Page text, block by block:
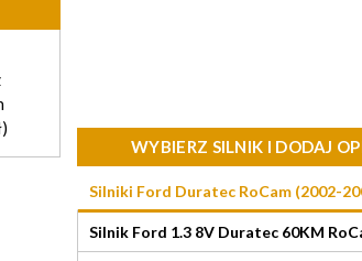
WYBIERZ SILNIK I DODAJ
Silniki Ford Duratec RoCam (2002-
Silnik Ford 1.3 8V Duratec 60KM